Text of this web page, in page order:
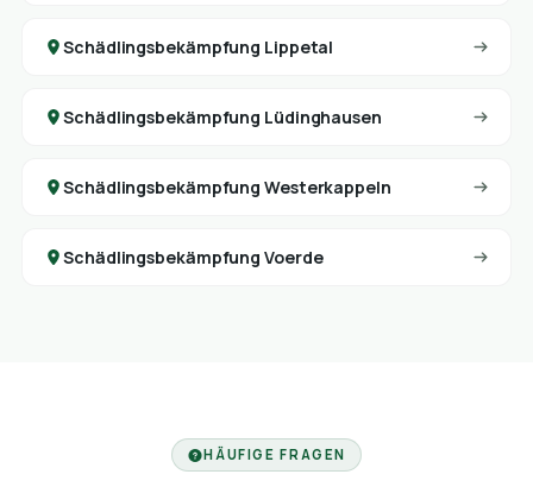
Schädlingsbekämpfung Lippetal
Schädlingsbekämpfung Lüdinghausen
Schädlingsbekämpfung Westerkappeln
Schädlingsbekämpfung Voerde
HÄUFIGE FRAGEN